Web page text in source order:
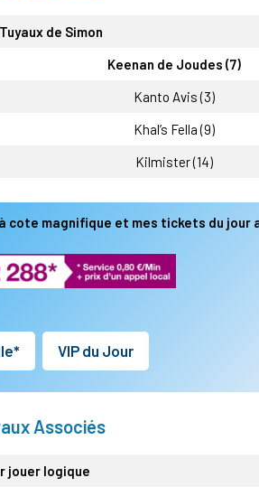
de Simon
Keenan de Joudes (7)
Kanto Avis (3)
Khal’s Fella (9)
Kilmister (14)
cote magnifique et mes tickets du jour
VIP du Jour
Associés
jouer logique